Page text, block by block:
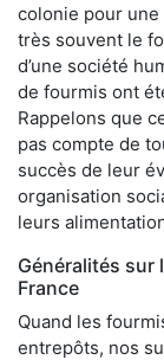
colonie pour une
très souvent le
d’une société
de fourmis ont
Rappelons que
pas compte de
succès de leur
organisation
leurs
Généralités sur
France
Quand les
entrepôts, nos